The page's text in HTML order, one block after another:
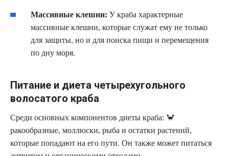
Массивные клешни: У краба характерные
массивные клешни, которые служат ему не только
для защиты, но и для поиска пищи и перемещения
по дну моря.
Питание и диета четырехугольного
волосатого краба
Среди основных компонентов диеты краба: 🦀
ракообразные, моллюски, рыба и остатки растений,
которые попадают на его пути. Он также может питаться